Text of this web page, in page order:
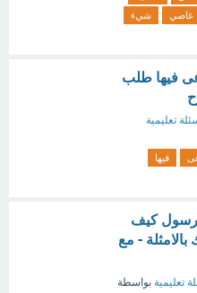
عاصي
شيء
فيها طلب
تعليمية
فيها
كيف
- مع
تعليمية بواسطة